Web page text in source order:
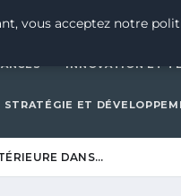
D’ENTREPRISE GENERAL
INNOVATION ET
STRATÉGIE ET
DANS…
vous acceptez notre